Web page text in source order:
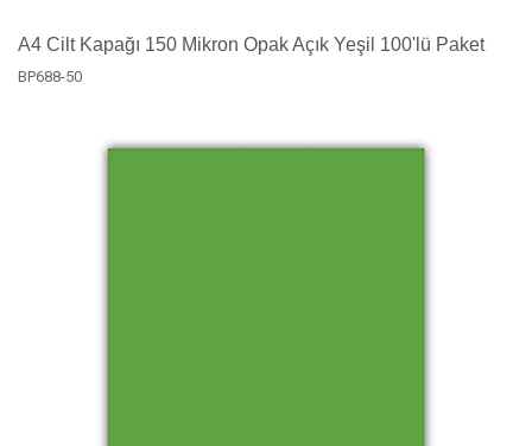
A4 Cilt Kapağı 150 Mikron Opak Açık Yeşil 100'lü Paket
BP688-50